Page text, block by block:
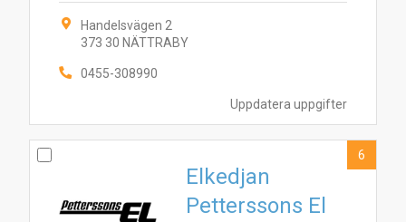
Uppdatera uppgifter
Handelsvägen 2
373 30 NÄTTRABY
0455-308990
Elkedjan
Petterssons El
6